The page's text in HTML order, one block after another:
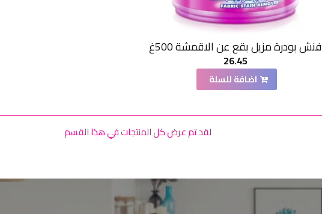
فنش بودرة مزيل بقع عن الاقمشة 500غ
26.45
اضافة للسلة
لقد تم عرض كل المنتجات في هذا القسم